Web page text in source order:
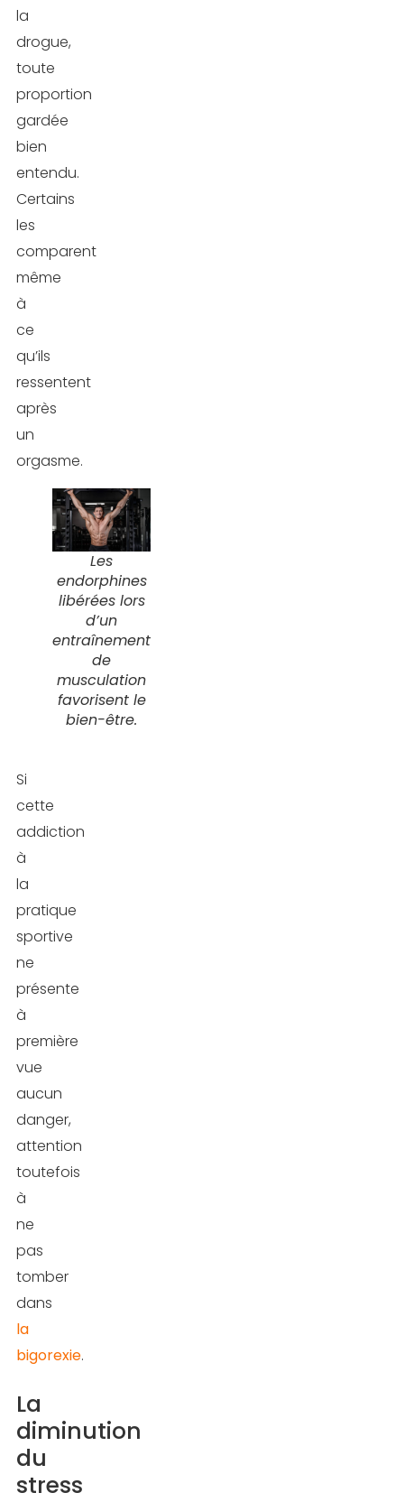
la
drogue,
toute
proportion
gardée
bien
entendu.
Certains
les
comparent
même
à
ce
qu’ils
ressentent
après
un
orgasme.
Les
endorphines
libérées lors
d’un
entraînement
de
musculation
favorisent le
bien-être.
Si
cette
addiction
à
la
pratique
sportive
ne
présente
à
première
vue
aucun
danger,
attention
toutefois
à
ne
pas
tomber
dans
la
bigorexie.
La
diminution
du
stress